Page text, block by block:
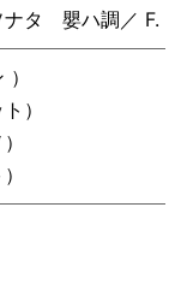
ソナタ 嬰ハ調／
）